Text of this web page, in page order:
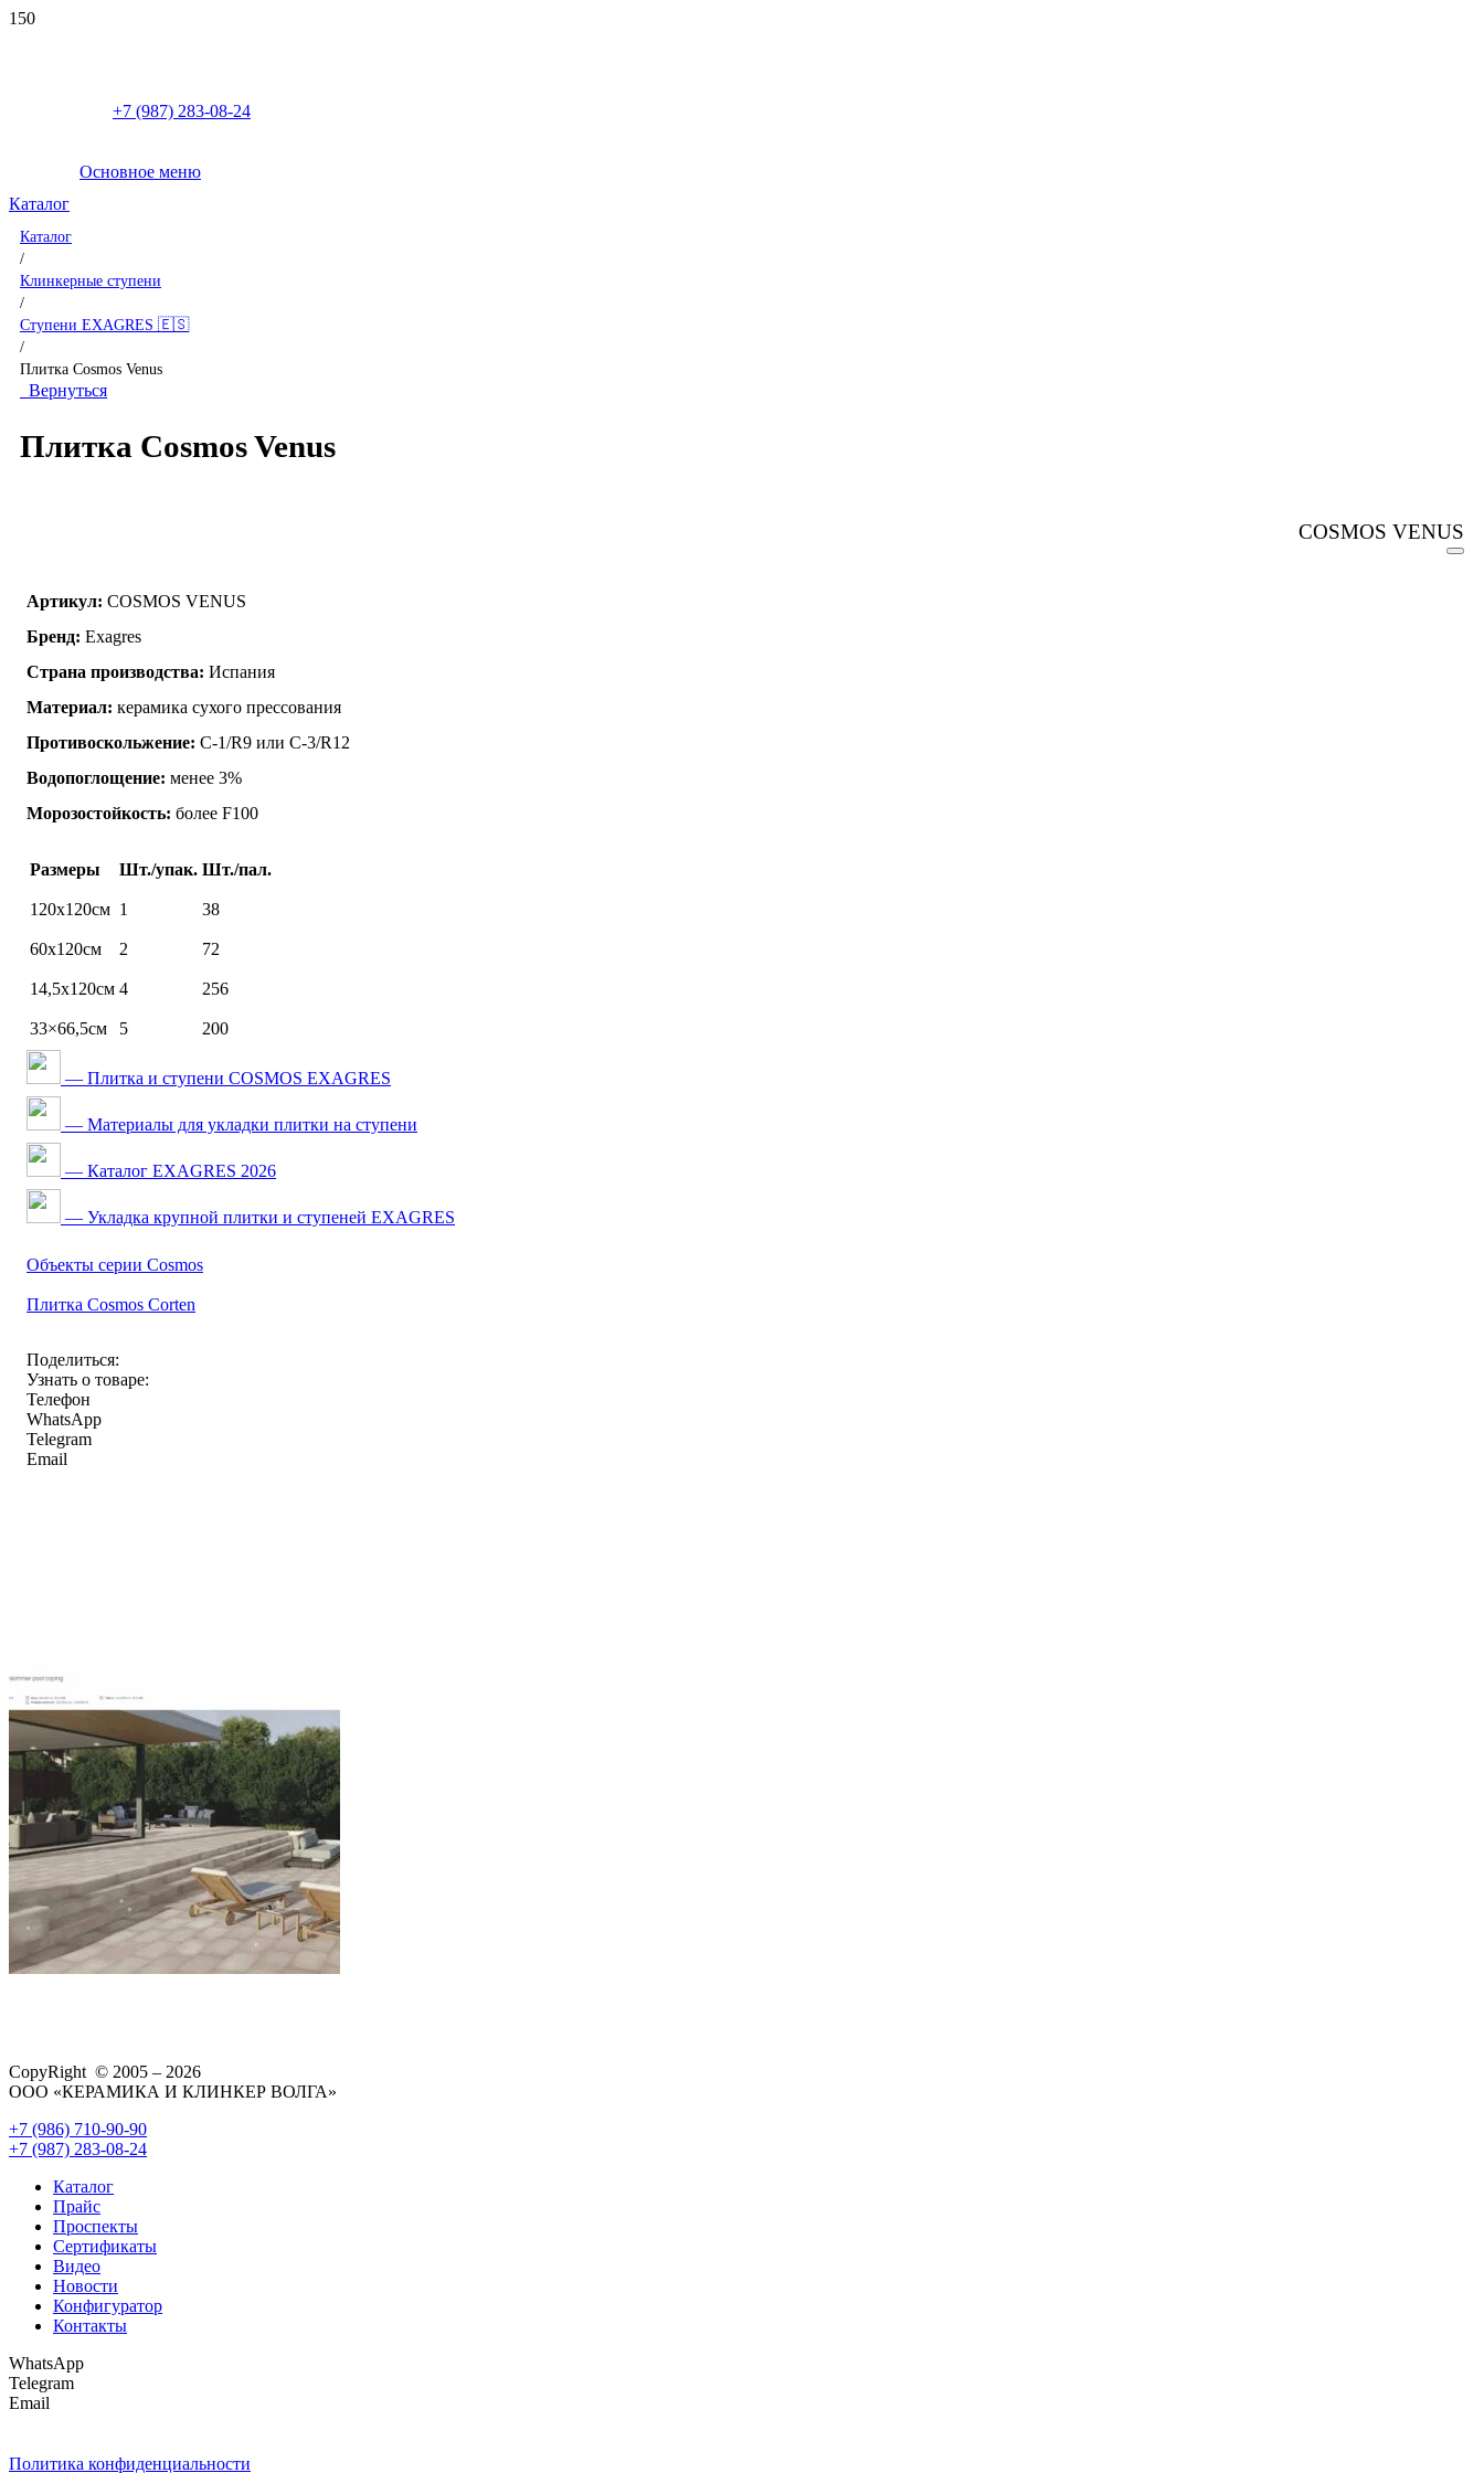
+7 (987) 283-08-24
Основное меню
Каталог
Каталог
/
Клинкерные ступени
/
Ступени EXAGRES 🇪🇸
/
Плитка Cosmos Venus
Вернуться
Плитка Cosmos Venus
COSMOS VENUS
Артикул: COSMOS VENUS
Бренд: Exagres
Страна производства: Испания
Материал: керамика сухого прессования
Противоскольжение: C-1/R9 или C-3/R12
Водопоглощение: менее 3%
Морозостойкость: более F100
Размеры Шт./упак. Шт./пал.
120х120см 1 38
60х120см 2 72
14,5х120см 4 256
33×66,5см 5 200
— Плитка и ступени COSMOS EXAGRES
— Материалы для укладки плитки на ступени
— Каталог EXAGRES 2026
— Укладка крупной плитки и ступеней EXAGRES
Объекты серии Cosmos
Плитка Cosmos Corten
Поделиться:
Узнать о товаре:
Телефон
WhatsApp
Telegram
Email
CopyRight © 2005 – 2026
ООО «КЕРАМИКА И КЛИНКЕР ВОЛГА»
+7 (986) 710-90-90
+7 (987) 283-08-24
Каталог
Прайс
Проспекты
Сертификаты
Видео
Новости
Конфигуратор
Контакты
WhatsApp
Telegram
Email
Политика конфиденциальности